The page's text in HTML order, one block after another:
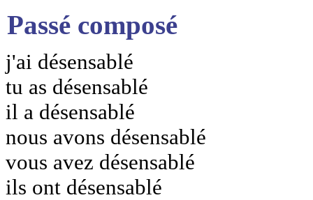
Passé composé
j'ai désensablé
tu as désensablé
il a désensablé
nous avons désensablé
vous avez désensablé
ils ont désensablé